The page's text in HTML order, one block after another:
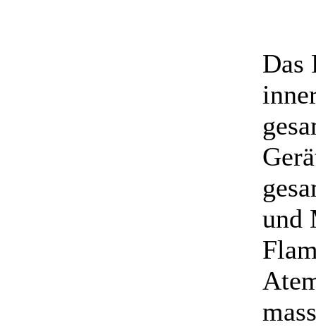
Das
und